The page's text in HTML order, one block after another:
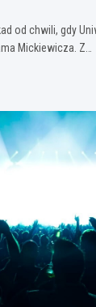
od chwili, gdy
Mickiewicza. Z…